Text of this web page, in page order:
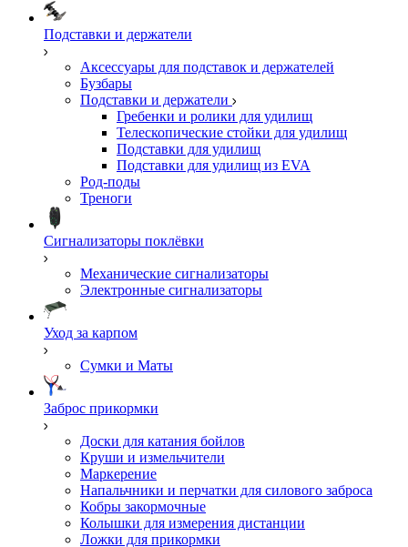
Подставки и держатели
Аксессуары для подставок и держателей
Бузбары
Подставки и держатели
Гребенки и ролики для удилищ
Телескопические стойки для удилищ
Подставки для удилищ
Подставки для удилищ из EVA
Род-поды
Треноги
Сигнализаторы поклёвки
Механические сигнализаторы
Электронные сигнализаторы
Уход за карпом
Сумки и Маты
Заброс прикормки
Доски для катания бойлов
Круши и измельчители
Маркерение
Напальчники и перчатки для силового заброса
Кобры закормочные
Колышки для измерения дистанции
Ложки для прикормки